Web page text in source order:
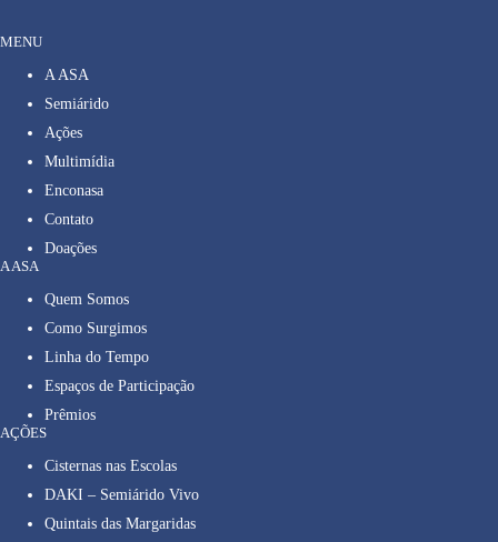
MENU
A ASA
Semiárido
Ações
Multimídia
Enconasa
Contato
Doações
A ASA
Quem Somos
Como Surgimos
Linha do Tempo
Espaços de Participação
Prêmios
AÇÕES
Cisternas nas Escolas
DAKI – Semiárido Vivo
Quintais das Margaridas